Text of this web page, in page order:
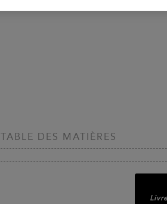
TABLE DES MATIÈRES